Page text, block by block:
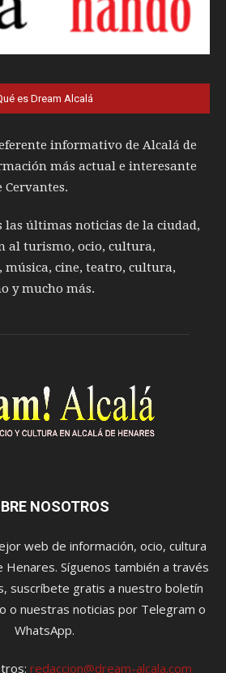
es Dream Alcalá
informativo de Alcalá de
más actual e interesante
Cervantes.
las últimas noticias de la ciudad,
al turismo, ocio, cultura,
música, cine, teatro, cultura,
y mucho más.
NOSOTROS
web de información, ocio, cultura
Henares. Síguenos también a través
suscríbete gratis a nuestro boletín
o nuestras noticias por Telegram o
WhatsApp.
redaccion@dream-alcala.com